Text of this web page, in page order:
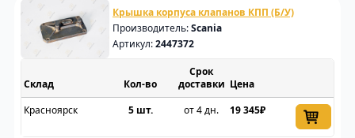
Крышка корпуса клапанов КПП (Б/У)
Производитель:Scania
Артикул:2447372
Склад
Срок
доставки Цена
Красноярск
5 шт. от 4 дн. 19 345₽